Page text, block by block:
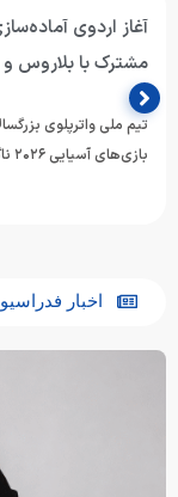
آغاز اردوی
مشترک با بلاروس و
تیم ملی واترپلوی
بازی‌های آسیایی ۲۰۲۶ ناگویا، اردوی خود را در…
اخبار